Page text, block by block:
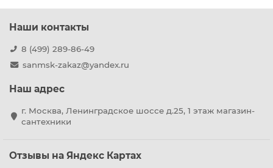
Наши контакты
8 (499) 289-86-49
sanmsk-zakaz@yandex.ru
Наш адрес
г. Москва, Ленинградское шоссе д.25, 1 этаж магазин-
сантехники
Отзывы на Яндекс Картах